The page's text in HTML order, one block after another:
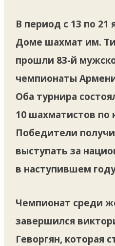
В период с 13 по 21
Доме шахмат им.
прошли 83-й
чемпионаты
Оба турнира
10 шахматистов по
Победители
выступать за
в наступившем
Чемпионат среди
завершился
Геворгян, которая